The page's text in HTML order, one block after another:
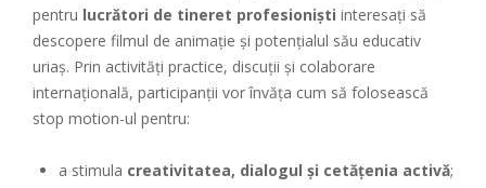
pentru lucrători de tineret profesioniști interesați să
descopere filmul de animație și potențialul său educativ
uriaș. Prin activități practice, discuții și colaborare
internațională, participanții vor învăța cum să folosească
stop motion-ul pentru:
a stimula creativitatea, dialogul și cetățenia activă;